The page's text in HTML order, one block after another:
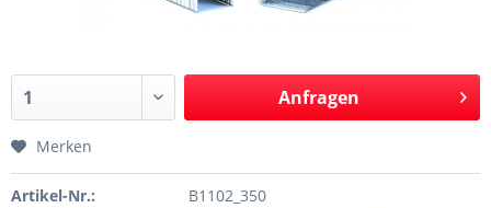
Anfragen
Merken
Artikel-Nr.:
B1102_350